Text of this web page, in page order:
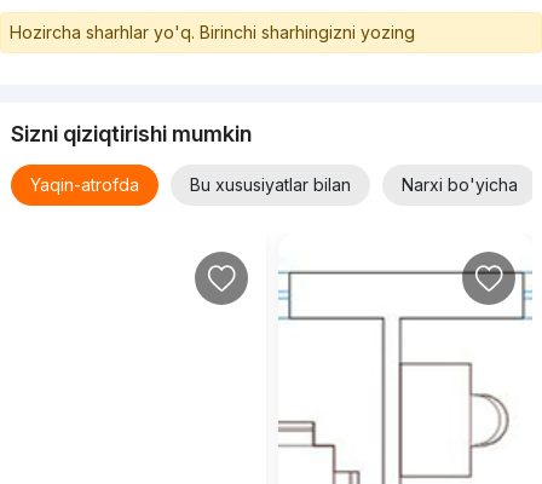
Hozircha sharhlar yo'q. Birinchi sharhingizni yozing
Sizni qiziqtirishi mumkin
Yaqin-atrofda Bu xususiyatlar bilan Narxi bo'yicha